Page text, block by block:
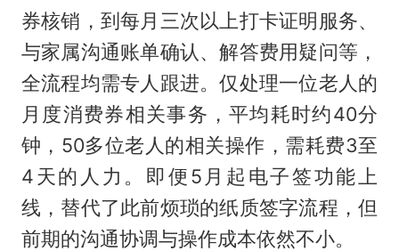
券核销，到每月三次以上打卡证明服务、
与家属沟通账单确认、解答费用疑问等，
全流程均需专人跟进。仅处理一位老人的
月度消费券相关事务，平均耗时约40分
钟，50多位老人的相关操作，需耗费3至
4天的人力。即便5月起电子签功能上
线，替代了此前烦琐的纸质签字流程，但
前期的沟通协调与操作成本依然不小。